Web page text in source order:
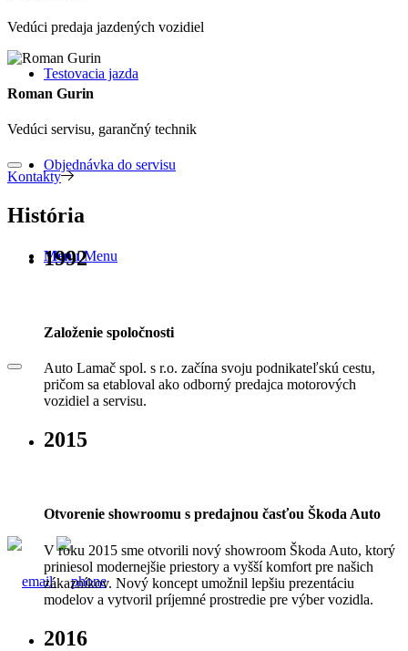
Testovacia jazda
Objednávka do servisu
Menu Menu
Vedúci predaja jazdených vozidiel
Roman Gurin
Vedúci servisu, garančný technik
Kontakty
História
1992
Založenie spoločnosti
Auto Lamač spol. s r.o. začína svoju podnikateľskú cestu,
pričom sa etabloval ako odborný predajca motorových
vozidiel a servisu.
2015
Otvorenie showroomu s predajnou časťou Škoda Auto
V roku 2015 sme otvorili nový showroom Škoda Auto, ktorý
priniesol modernejšie priestory a vyšší komfort pre našich
zákazníkov. Nový koncept umožnil lepšiu prezentáciu
modelov a vytvoril príjemné prostredie pre výber vozidla.
2016